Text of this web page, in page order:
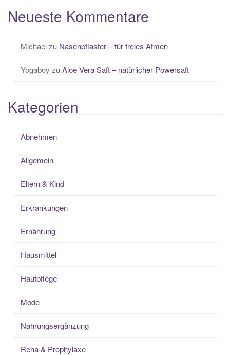
Neueste Kommentare
Michaelzu Nasenpflaster – für freies Atmen
Yogaboy zuAloe Vera Saft – natürlicher Powersaft
Kategorien
Abnehmen
Allgemein
Eltern & Kind
Erkrankungen
Ernährung
Hausmittel
Hautpflege
Mode
Nahrungsergänzung
Reha & Prophylaxe